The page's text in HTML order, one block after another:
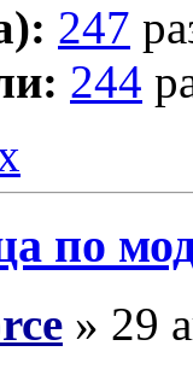
247
244
по
» 29